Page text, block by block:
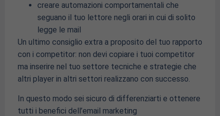
creare automazioni comportamentali che
seguano il tuo lettore negli orari in cui di solito
legge le mail
Un ultimo consiglio extra a proposito del tuo rapporto
con i competitor: non devi copiare i tuoi competitor
ma inserire nel tuo settore tecniche e strategie che
altri player in altri settori realizzano con successo.
In questo modo sei sicuro di differenziarti e ottenere
tutti i benefici dell’email marketing